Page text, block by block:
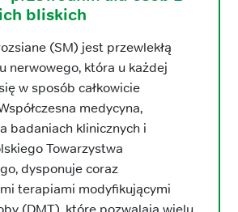
bliskich
(SM) jest przewlekłą
nerwowego, która u każdej
w sposób całkowicie
medycyna,
badaniach klinicznych i
Towarzystwa
dysponuje coraz
terapiami modyfikującymi